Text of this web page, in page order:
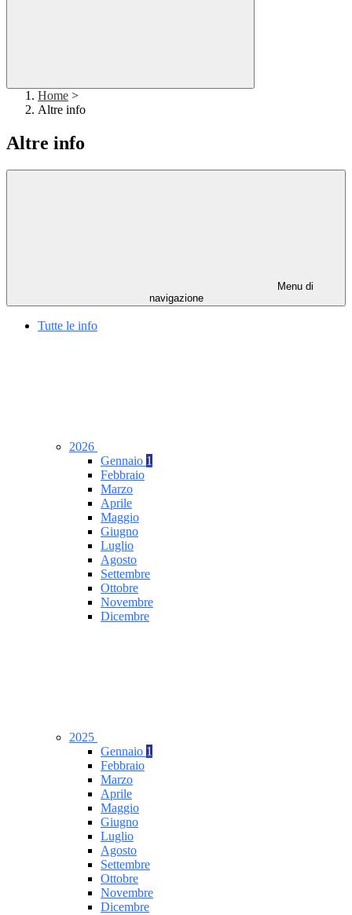
Home >
Altre info
Altre info
Menu di
navigazione
Tutte le info
2026
Gennaio 1
Febbraio
Marzo
Aprile
Maggio
Giugno
Luglio
Agosto
Settembre
Ottobre
Novembre
Dicembre
2025
Gennaio 1
Febbraio
Marzo
Aprile
Maggio
Giugno
Luglio
Agosto
Settembre
Ottobre
Novembre
Dicembre